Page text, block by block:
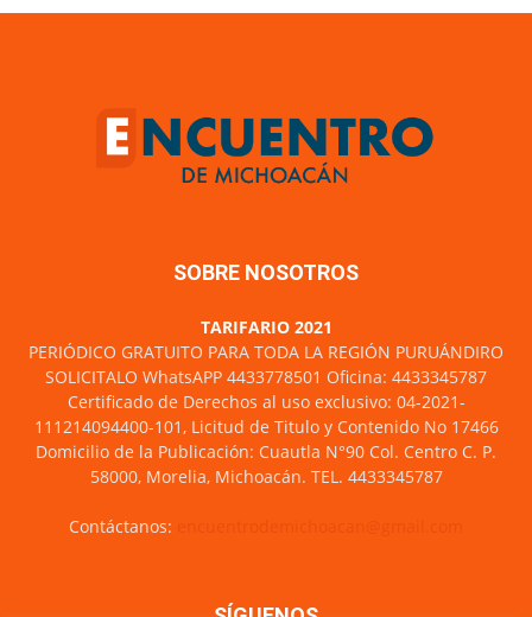
SOBRE NOSOTROS
TARIFARIO 2021
PERIÓDICO GRATUITO PARA TODA LA REGIÓN PURUÁNDIRO
SOLICITALO WhatsAPP 4433778501 Oficina: 4433345787
Certificado de Derechos al uso exclusivo: 04-2021-
111214094400-101, Licitud de Titulo y Contenido No 17466
Domicilio de la Publicación: Cuautla N°90 Col. Centro C. P.
58000, Morelia, Michoacán. TEL. 4433345787
Contáctanos: